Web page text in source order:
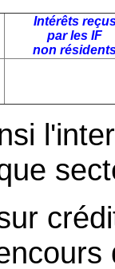
Intérêts
par les IF
non